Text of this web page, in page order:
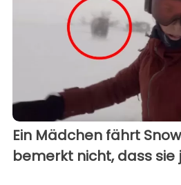
Ein Mädchen fährt
bemerkt nicht, dass